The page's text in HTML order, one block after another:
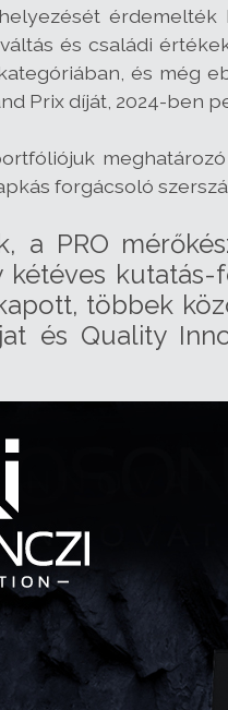
és családi
és még
Prix díját, 2024-ben
forgácsoló
a PRO
kétéves
többek
és Quality